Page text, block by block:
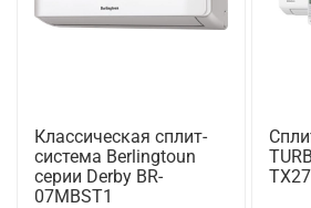
Классическая сплит-
система Berlingtoun
серии Derby BR-
07MBST1